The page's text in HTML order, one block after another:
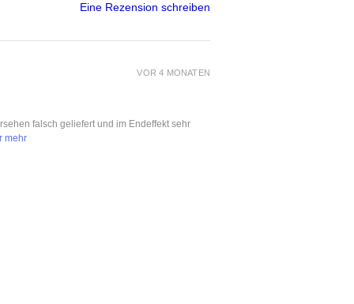
Eine Rezension schreiben
VOR 4 MONATEN
falsch geliefert und im Endeffekt sehr
mehr